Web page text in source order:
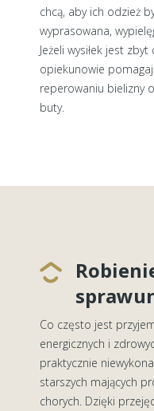
chcą, aby ich odzież
wyprasowana,
Jeżeli wysiłek jest
opiekunowie
reperowaniu bielizny
buty.
Co często jest
energicznych i
praktycznie
starszych mających
chorych. Dzięki